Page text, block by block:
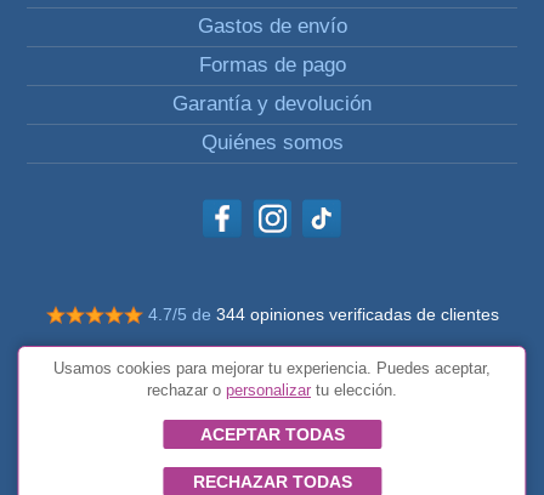
Gastos de envío
Formas de pago
Garantía y devolución
Quiénes somos
4.7/5 de 344 opiniones verificadas de clientes
© Todos los derechos reservados Impulsivos
Condiciones generales
Usamos cookies para mejorar tu experiencia. Puedes aceptar,
rechazar o personalizar tu elección.
ACEPTAR TODAS
RECHAZAR TODAS